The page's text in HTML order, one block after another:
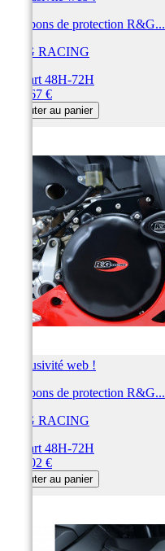
Tampons de protection R&G...
R&G RACING
Départ 48H-72H
381,67 €
Ajouter au panier
Exclusivité web !
Tampons de protection R&G...
R&G RACING
Départ 48H-72H
379,02 €
Ajouter au panier